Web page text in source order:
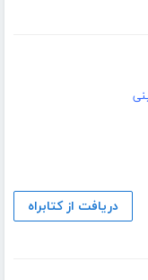
دریافت از کتابراه